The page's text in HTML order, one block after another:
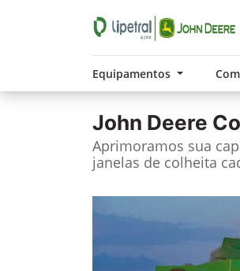
Equipamentos
John Deere
Aprimoramos sua
janelas de colheita